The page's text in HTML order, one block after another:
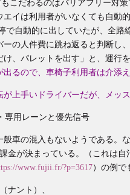
こだわるのはバリアフリー対
エイは利用者がいなくても自動
で自動的に出していたが、全
ーの人件費に跳ね返ると判断し
け、パレットを出す」と、運行
出るので、車椅子利用者は介添
が上手いドライバーだが、メッ
専用レーンと優先信号
般車の混入もないようである。
金が決まっている。（これは
www.fujii.fr/?p=3617）の例で
ナント）、